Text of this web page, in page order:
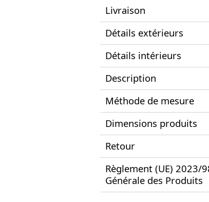
Livraison
Détails extérieurs
Détails intérieurs
Description
Méthode de mesure
Dimensions produits
Retour
Règlement (UE) 2023/
Générale des Produits